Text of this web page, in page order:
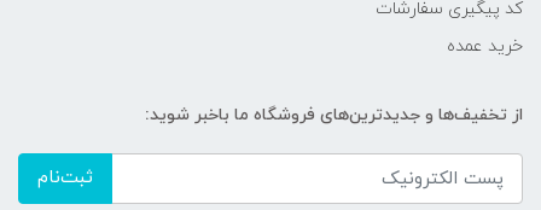
کد پیگیری سفارشات
خرید عمده
از تخفیف‌ها و جدیدترین‌های فروشگاه ما باخبر شوید:
ثبت‌نام